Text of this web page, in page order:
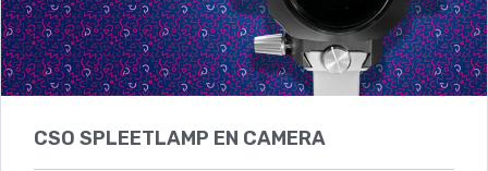
CSO SPLEETLAMP EN CAMERA